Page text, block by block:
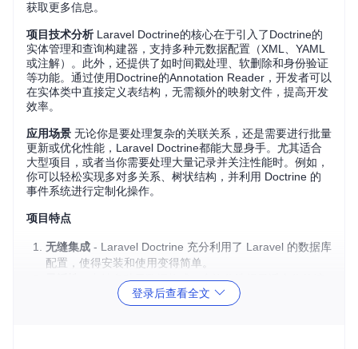
获取更多信息。
项目技术分析Laravel Doctrine的核心在于引入了Doctrine的
实体管理和查询构建器，支持多种元数据配置（XML、YAML
或注解）。此外，还提供了如时间戳处理、软删除和身份验证
等功能。通过使用Doctrine的Annotation Reader，开发者可以
在实体类中直接定义表结构，无需额外的映射文件，提高开发
效率。
应用场景 无论你是要处理复杂的关联关系，还是需要进行批量
更新或优化性能，Laravel Doctrine都能大显身手。尤其适合
大型项目，或者当你需要处理大量记录并关注性能时。例如，
你可以轻松实现多对多关系、树状结构，并利用 Doctrine 的
事件系统进行定制化操作。
项目特点
无缝集成 - Laravel Doctrine 充分利用了 Laravel 的数据库
配置，使得安装和使用变得简单。
- 支持多种元数据格式，允许你选择最适合你的编
码风格的方式。
登录后查看全文